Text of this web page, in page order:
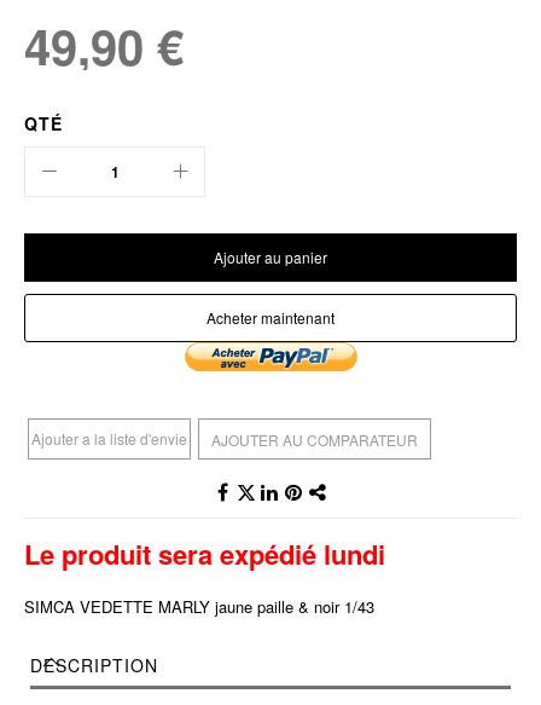
49,90 €
QTÉ
Ajouter au panier
Acheter maintenant
Ajouter a la liste d'envie AJOUTER AU COMPARATEUR
Le produit sera expédié lundi
SIMCA VEDETTE MARLY jaune paille & noir 1/43
DESCRIPTION